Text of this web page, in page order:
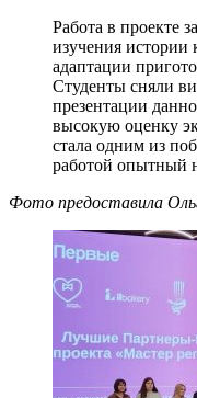
Работа в проекте
изучения истории
адаптации
Студенты сняли
презентации
высокую оценку
стала одним из
работой опытный
Фото предоставила